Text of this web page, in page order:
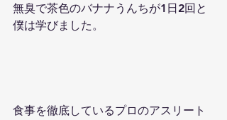
無臭で茶色のバナナうんちが1日2回と
僕は学びました。
食事を徹底しているプロのアスリート